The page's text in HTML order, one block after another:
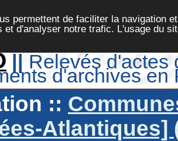
permettent de faciliter la navigation
et d'analyser notre trafic. L'usage du
|| Relevés d'actes
d'archives en
::
Atlantiques]